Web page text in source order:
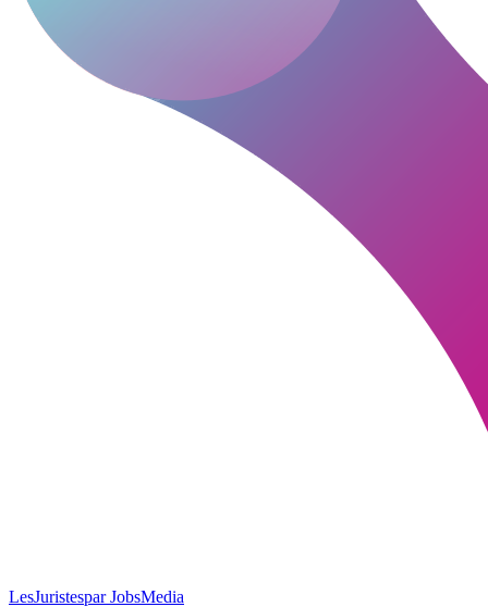
LesJuristespar JobsMedia